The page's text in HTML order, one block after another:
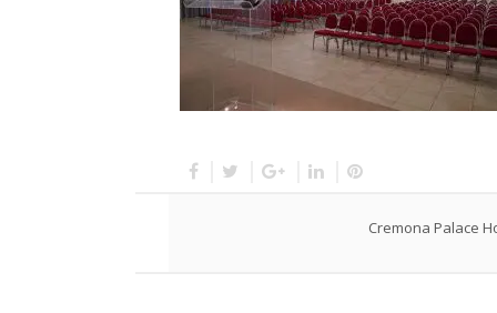
Cremona Palace